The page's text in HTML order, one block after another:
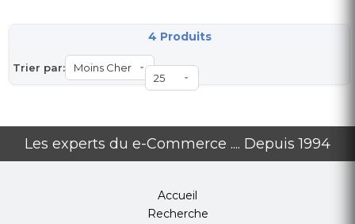
Trier par:
4 Produits
Les experts du e-Commerce .... Depuis 1994
Accueil
Recherche